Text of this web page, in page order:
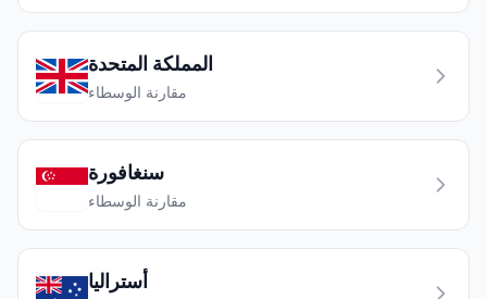
المملكة المتحدة
مقارنة الوسطاء
سنغافورة
مقارنة الوسطاء
أستراليا